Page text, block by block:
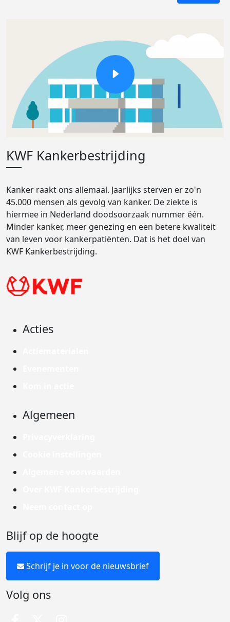
KWF Kankerbestrijding
Kanker raakt ons allemaal. Jaarlijks sterven er zo'n
45.000 mensen als gevolg van kanker. De ziekte is
hiermee in Nederland doodsoorzaak nummer één.
Minder kanker, meer genezing en een betere kwaliteit
van leven voor kankerpatiënten. Dat is het doel van
KWF Kankerbestrijding.
Acties
Algemeen
Blijf op de hoogte
Schrijf je in voor de nieuwsbrief
Volg ons